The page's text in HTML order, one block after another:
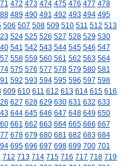
472 473 474 475 476 477 478
489 490 491 492 493 494 495
506 507 508 509 510 511 512 513
524 525 526 527 528 529 530
541 542 543 544 545 546 547
558 559 560 561 562 563 564
575 576 577 578 579 580 581
592 593 594 595 596 597 598
609 610 611 612 613 614 615 616
627 628 629 630 631 632 633
644 645 646 647 648 649 650
661 662 663 664 665 666 667
678 679 680 681 682 683 684
695 696 697 698 699 700 701
712 713 714 715 716 717 718 719